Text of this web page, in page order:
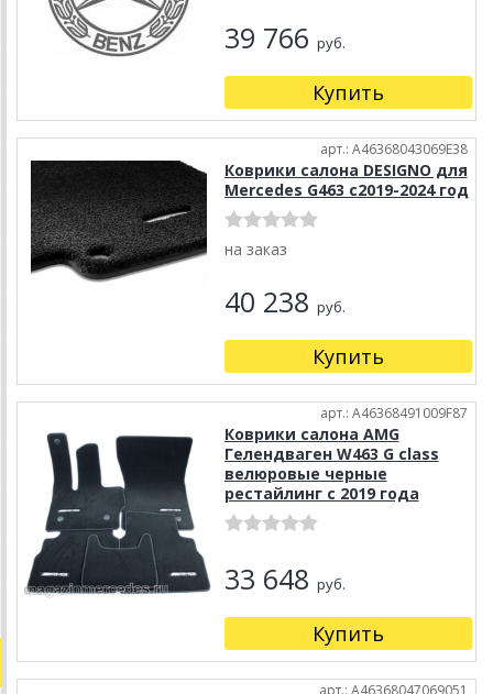
39 766 руб.
Купить
арт.: A46368043069E38
Коврики салона DESIGNO для
Mercedes G463 с2019-2024 год
на заказ
40 238 руб.
Купить
арт.: A46368491009F87
Коврики салона AMG
Гелендваген W463 G class
велюровые черные
рестайлинг с 2019 года
33 648 руб.
Купить